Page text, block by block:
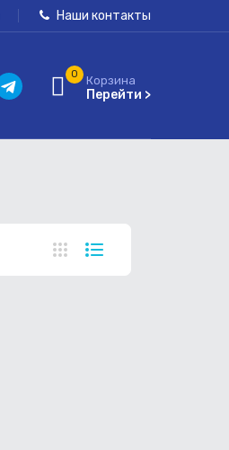
Наши контакты
0 Корзина
Перейти >